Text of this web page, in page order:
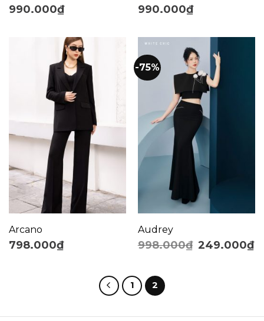
990.000₫ 990.000₫
Arcano
798.000₫
-75%
Audrey
998.000₫ 249.000₫
1 2